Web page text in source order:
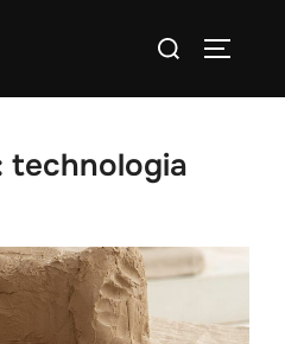
Search
technologia